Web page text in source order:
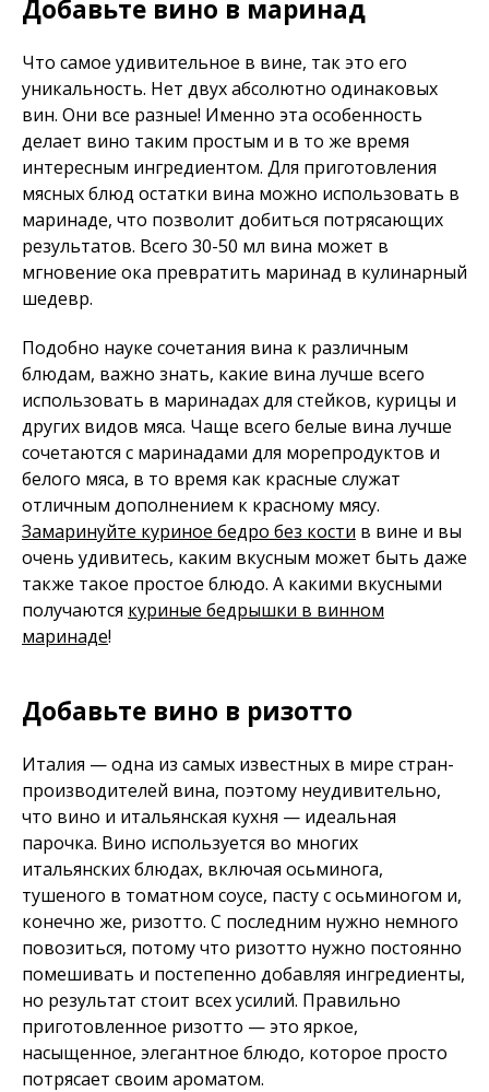
Добавьте вино в маринад
Что самое удивительное в вине, так это его
уникальность. Нет двух абсолютно одинаковых
вин. Они все разные! Именно эта особенность
делает вино таким простым и в то же время
интересным ингредиентом. Для приготовления
мясных блюд остатки вина можно использовать в
маринаде, что позволит добиться потрясающих
результатов. Всего 30-50 мл вина может в
мгновение ока превратить маринад в кулинарный
шедевр.
Подобно науке сочетания вина к различным
блюдам, важно знать, какие вина лучше всего
использовать в маринадах для стейков, курицы и
других видов мяса. Чаще всего белые вина лучше
сочетаются с маринадами для морепродуктов и
белого мяса, в то время как красные служат
отличным дополнением к красному мясу.
Замаринуйте куриное бедро без кости в вине и вы
очень удивитесь, каким вкусным может быть даже
также такое простое блюдо. А какими вкусными
получаются куриные бедрышки в винном
маринаде!
Добавьте вино в ризотто
Италия — одна из самых известных в мире стран-
производителей вина, поэтому неудивительно,
что вино и итальянская кухня — идеальная
парочка. Вино используется во многих
итальянских блюдах, включая осьминога,
тушеного в томатном соусе, пасту с осьминогом и,
конечно же, ризотто. С последним нужно немного
повозиться, потому что ризотто нужно постоянно
помешивать и постепенно добавляя ингредиенты,
но результат стоит всех усилий. Правильно
приготовленное ризотто — это яркое,
насыщенное, элегантное блюдо, которое просто
потрясает своим ароматом.